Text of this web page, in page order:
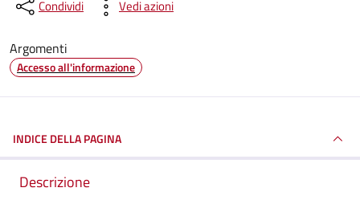
Condividi Vedi azioni
Argomenti
Accesso all'informazione
INDICE DELLA PAGINA
Descrizione